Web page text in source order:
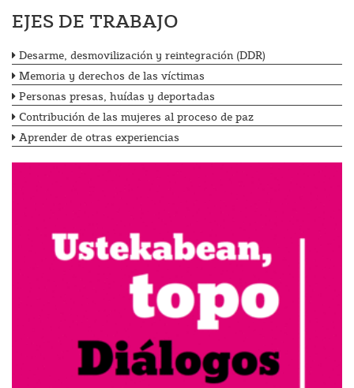
EJES DE TRABAJO
Desarme, desmovilización y reintegración (DDR)
Memoria y derechos de las víctimas
Personas presas, huídas y deportadas
Contribución de las mujeres al proceso de paz
Aprender de otras experiencias